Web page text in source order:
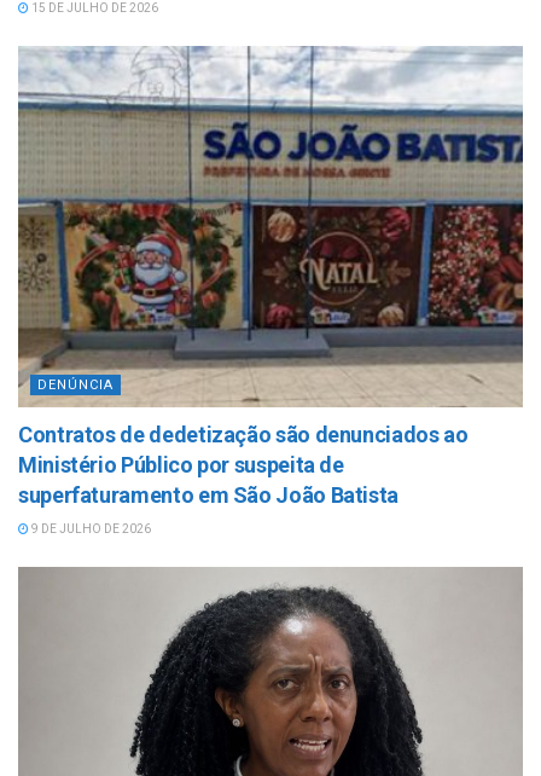
15 DE JULHO DE 2026
DENÚNCIA
Contratos de dedetização são denunciados ao
Ministério Público por suspeita de
superfaturamento em São João Batista
9 DE JULHO DE 2026